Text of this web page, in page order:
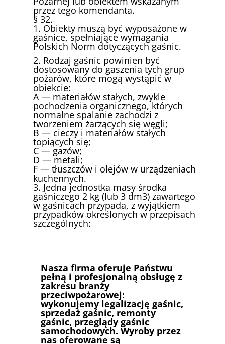
przez tego komendanta.
§ 32.
1. Obiekty muszą być wyposażone w
gaśnice, spełniające wymagania
Polskich Norm dotyczących gaśnic.
2. Rodzaj gaśnic powinien być
dostosowany do gaszenia tych grup
pożarów, które mogą wystąpić w
obiekcie:
A — materiałów stałych, zwykle
pochodzenia organicznego, których
normalne spalanie zachodzi z
tworzeniem żarzących się węgli;
B — cieczy i materiałów stałych
topiących się;
C — gazów;
D — metali;
F — tłuszczów i olejów w urządzeniach
kuchennych.
3. Jedna jednostka masy środka
gaśniczego 2 kg (lub 3 dm3) zawartego
w gaśnicach przypada, z wyjątkiem
przypadków określonych w przepisach
szczególnych:
Nasza firma oferuje Państwu
pełną i profesjonalną obsługę z
zakresu branży
przeciwpożarowej:
wykonujemy legalizację gaśnic,
sprzedaż gaśnic, remonty
gaśnic, przeglądy gaśnic
samochodowych. Wyroby przez
nas oferowane są